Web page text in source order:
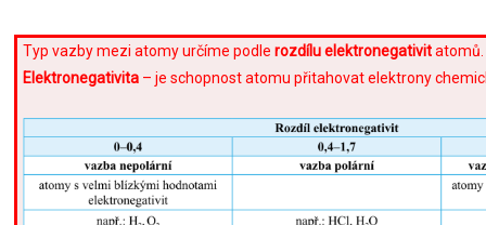
Typ vazby mezi atomy určíme podlerozdílu elektronegativitatomů.
Elektronegativita – je schopnost atomu přitahovat elektrony